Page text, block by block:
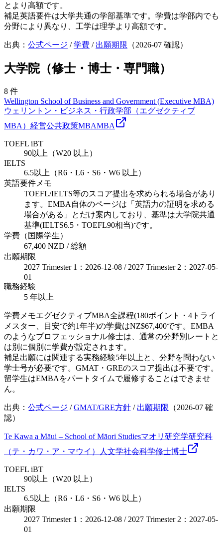
とより高額です。
補足英語要件は大学共通の学部基準です。学費は学部内でも
分野により異なり、工学は理学より高額です。
出典： 公式ページ /学費 / 出願期限 （2026-07 確認）
大学院（修士・博士・専門職）
8 件
Wellington School of Business and Government (Executive MBA)
ウェリントン・ビジネス・行政学部（エグゼクティブ
MBA） 経営公共政策MBAMBA
TOEFL iBT
90以上（W20 以上）
IELTS
6.5以上（R6・L6・S6・W6 以上）
英語要件メモ
TOEFL/IELTS等のスコア提出を求められる場合があり
ます。EMBA自体のページは「英語力の証明を求める
場合がある」とだけ案内しており、基準は大学院共通
基準(IELTS6.5・TOEFL90相当)です。
学費（国際学生）
67,400 NZD / 総額
出願期限
2027 Trimester 1：2026-12-08 / 2027 Trimester 2：2027-05-
01
職務経験
5 年以上
学費メモエグゼクティブMBA全課程(180ポイント・4トライ
メスター、目安で約1年半)の学費はNZ$67,400です。EMBA
のようなプロフェッショナル修士は、通常の分野別レートと
は別に個別に学費が設定されます。
補足出願には関連する実務経験5年以上と、分野を問わない
学士号が必要です。GMAT・GREのスコア提出は不要です。
留学生はEMBAをパートタイムで履修することはできませ
ん。
出典： 公式ページ /GMAT/GRE方針 / 出願期限 （2026-07 確
認）
Te Kawa a Māui – School of Māori Studiesマオリ研究学研究科
（テ・カワ・ア・マウイ）
人文学社会科学修士博士
TOEFL iBT
90以上（W20 以上）
IELTS
6.5以上（R6・L6・S6・W6 以上）
出願期限
2027 Trimester 1：2026-12-08 / 2027 Trimester 2：2027-05-
01